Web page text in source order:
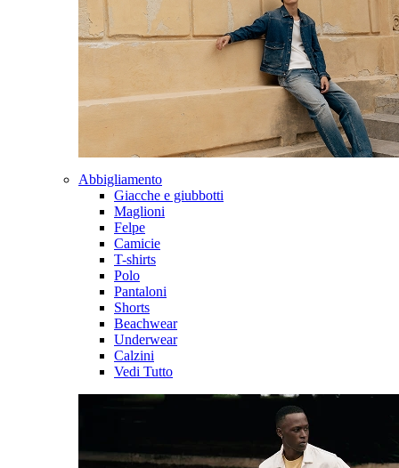
Abbigliamento
Giacche e giubbotti
Maglioni
Felpe
Camicie
T-shirts
Polo
Pantaloni
Shorts
Beachwear
Underwear
Calzini
Vedi Tutto